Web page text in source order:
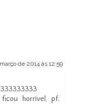
de 2014 às 12:59
horrível, pf,